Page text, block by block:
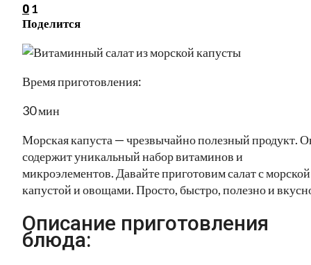
0 1
Поделится
Время приготовления:
30 мин
Морская капуста — чрезвычайно полезный продукт.
содержит уникальный набор витаминов и
микроэлементов. Давайте приготовим салат с морской
капустой и овощами. Просто, быстро, полезно и
Описание приготовления
блюда: